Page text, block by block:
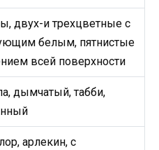
двух-и трехцветные с
белым, пятнистые
всей поверхности
дымчатый, табби,
арлекин, с